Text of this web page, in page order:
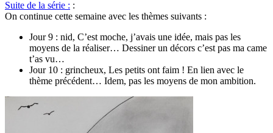
Suite de la série : :
On continue cette semaine avec les thèmes suivants :
Jour 9 : nid, C’est moche, j’avais une idée, mais pas les
moyens de la réaliser… Dessiner un décors c’est pas ma came
t’as vu…
Jour 10 : grincheux, Les petits ont faim ! En lien avec le
thème précédent… Idem, pas les moyens de mon ambition.